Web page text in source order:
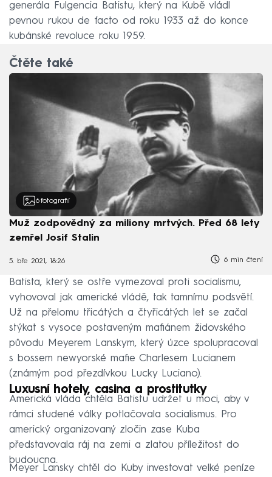
generála Fulgencia Batistu, který na Kubě vládl
pevnou rukou de facto od roku 1933 až do konce
kubánské revoluce roku 1959.
Čtěte také
6 fotografií
Muž zodpovědný za miliony mrtvých. Před 68 lety
zemřel Josif Stalin
5. bře 2021, 18:26 6 min čtení
Batista, který se ostře vymezoval proti socialismu,
vyhovoval jak americké vládě, tak tamnímu podsvětí.
Už na přelomu třicátých a čtyřicátých let se začal
stýkat s vysoce postaveným mafiánem židovského
původu Meyerem Lanskym, který úzce spolupracoval
s bossem newyorské mafie Charlesem Lucianem
(známým pod přezdívkou Lucky Luciano).
Luxusní hotely, casina a prostitutky
Americká vláda chtěla Batistu udržet u moci, aby v
rámci studené války potlačovala socialismus. Pro
americký organizovaný zločin zase Kuba
představovala ráj na zemi a zlatou příležitost do
budoucna.
Meyer Lansky chtěl do Kuby investovat velké peníze